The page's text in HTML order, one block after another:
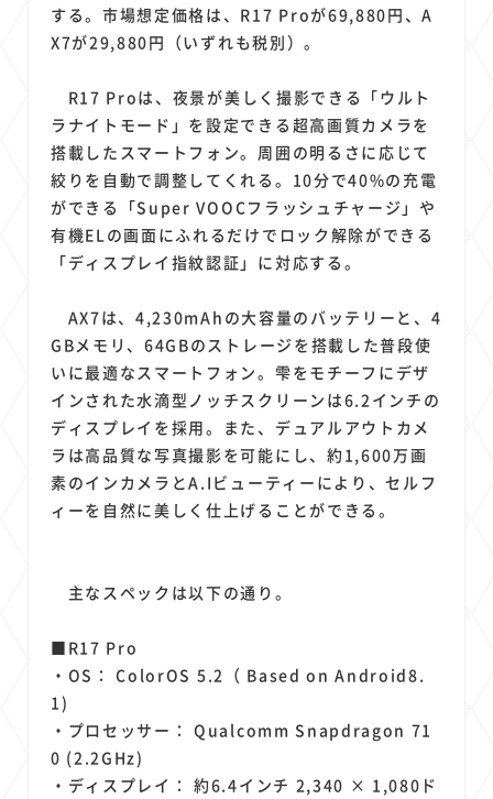
ポイントサービス 1 共通ポイント 1 経済圏 1 Azure AI 1
Google Pixel 1 surface 1 会社 1 価格 1 NTTドコモ
オンラインサロン
する。市場想定価格は、R17 Proが69,880円、A
X7が29,880円（いずれも税別）。
R17 Proは、夜景が美しく撮影できる「ウルト
ラナイトモード」を設定できる超高画質カメラを
搭載したスマートフォン。周囲の明るさに応じて
絞りを自動で調整してくれる。10分で40%の充電
ができる「Super VOOCフラッシュチャージ」や
有機ELの画面にふれるだけでロック解除ができる
「ディスプレイ指紋認証」に対応する。
AX7は、4,230mAhの大容量のバッテリーと、4
GBメモリ、64GBのストレージを搭載した普段使
いに最適なスマートフォン。雫をモチーフにデザ
インされた水滴型ノッチスクリーンは6.2インチの
ディスプレイを採用。また、デュアルアウトカメ
ラは高品質な写真撮影を可能にし、約1,600万画
素のインカメラとA.Iビューティーにより、セルフ
ィーを自然に美しく仕上げることができる。
主なスペックは以下の通り。
■R17 Pro
・OS： ColorOS 5.2（ Based on Android8.
1)
・プロセッサー： Qualcomm Snapdragon 71
0 (2.2GHz)
・ディスプレイ： 約6.4インチ 2,340 × 1,080ド